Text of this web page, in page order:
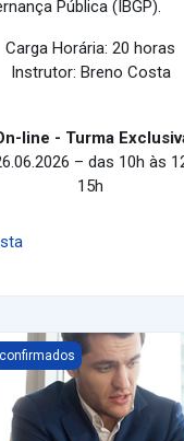
Pública (IBGP).
Carga Horária: 20 horas
Instrutor: Breno Costa
line - Turma
– das 10h às
15h
- Processo de
confirmados